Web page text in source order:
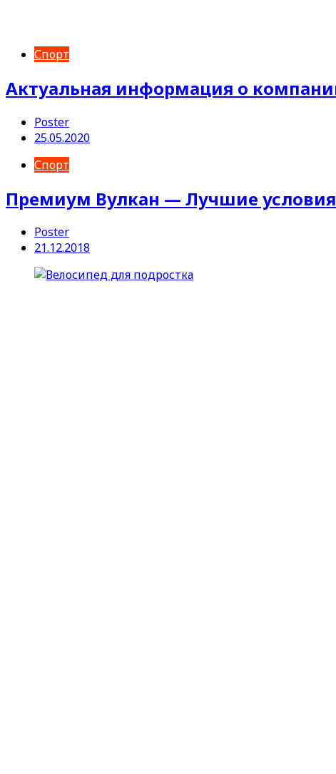
Спорт
Актуальная информация о
Poster
25.05.2020
Спорт
Премиум Вулкан — Лучшие
Poster
21.12.2018